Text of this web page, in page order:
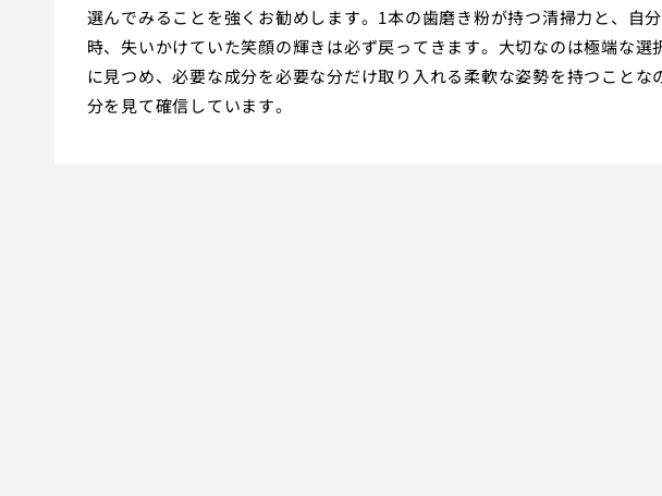
選んでみることを強くお勧めします。1本の歯磨き粉が持つ清掃力と、自
時、失いかけていた笑顔の輝きは必ず戻ってきます。大切なのは極端な
に見つめ、必要な成分を必要な分だけ取り入れる柔軟な姿勢を持つこと
分を見て確信しています。